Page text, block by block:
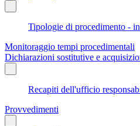
Tipologie di procedimento -
Monitoraggio tempi procedimentali
Dichiarazioni sostitutive e
Recapiti dell'ufficio
Provvedimenti